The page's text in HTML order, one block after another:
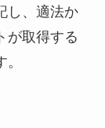
し、適法か
が取得する